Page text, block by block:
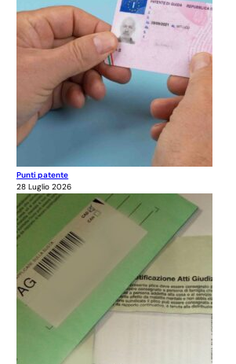
Punti patente
28 Luglio 2026